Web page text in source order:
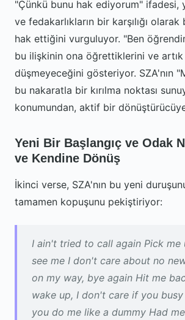
"Çünkü bunu hak ediyorum" ifadesi,
ve fedakarlıkların bir karşılığı
hak ettiğini vurguluyor. "Ben
bu ilişkinin ona öğrettiklerini ve artık
düşmeyeceğini gösteriyor. SZA'nın
bu nakaratla bir kırılma noktası
konumundan, aktif bir
Yeni Bir Başlangıç ve Odak
ve Kendine Dönüş
İkinci verse, SZA'nın bu yeni
tamamen kopuşunu pekiştiriyor:
I ain't tried to call again Pick me
see me I don't care about no
on my way, bye again Hit me
wake up, I don't care if you
you do me like a dummy Had